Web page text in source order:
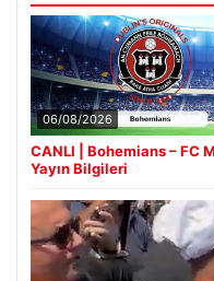
06/08/2026
CANLI | Bohemians – FC
Yayın Bilgileri